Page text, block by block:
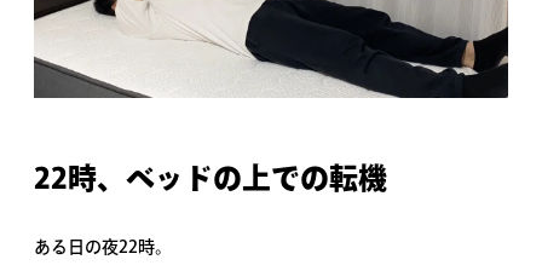
22時、ベッドの上での転機
ある日の夜22時。